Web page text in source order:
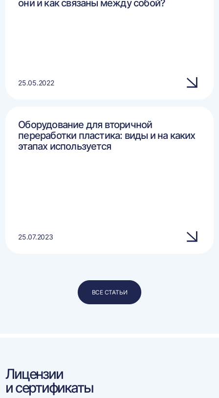
они и как связаны между собой?
25.05.2022
Оборудование для вторичной
переработки пластика: виды и на каких
этапах используется
25.07.2023
ВСЕ СТАТЬИ
Лицензии
и сертификаты